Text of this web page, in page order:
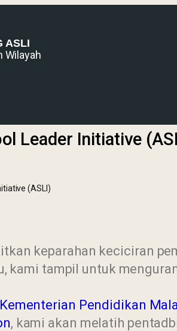
ASLI
Wilayah
Leader Initiative
(ASLI)
keparahan keciciran
kami tampil untuk
Kementerian Pendidikan
, kami akan melatih